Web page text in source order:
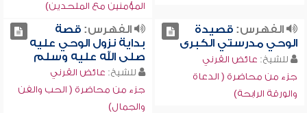
المؤمنين مع الملحدين)
الفهرس:قصيدة
الوحي مدرستي الكبرى
للشيخ: عائض القرني
جزء من محاضرة ( الدعاة
والورقة الرابحة)
الفهرس:قصة
بداية نزول الوحي عليه
صلى الله عليه وسلم
للشيخ: عائض القرني
جزء من محاضرة ( الحب والفن
والجمال)